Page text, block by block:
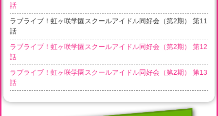
話
ラブライブ！虹ヶ咲学園スクールアイドル同好会（第2期） 第11
話
ラブライブ！虹ヶ咲学園スクールアイドル同好会（第2期） 第12
話
ラブライブ！虹ヶ咲学園スクールアイドル同好会（第2期） 第13
話